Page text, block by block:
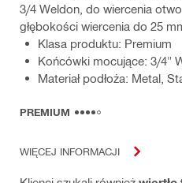
3/4 Weldon, do wiercenia
głębokości wiercenia do 25
Klasa produktu: Premium
Końcówki mocujące: 3/4"
Materiał podłoża: Metal,
PREMIUM
WIĘCEJ INFORMACJI